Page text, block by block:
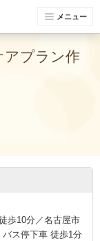
メニュー
アプラン作
歩10分／名古屋市
ス停下車 徒歩1分